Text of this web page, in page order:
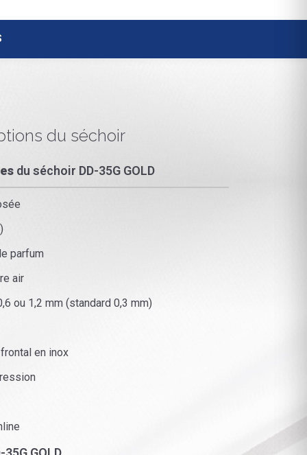
du séchoir
du séchoir DD-35G GOLD
parfum
air
ou 1,2 mm (standard 0,3 mm)
en inox